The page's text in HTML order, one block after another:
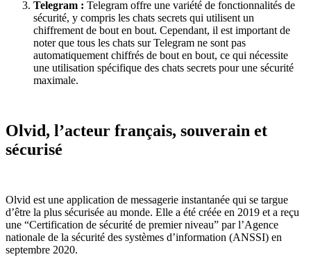
Telegram : Telegram offre une variété de fonctionnalités de
sécurité, y compris les chats secrets qui utilisent un
chiffrement de bout en bout. Cependant, il est important de
noter que tous les chats sur Telegram ne sont pas
automatiquement chiffrés de bout en bout, ce qui nécessite
une utilisation spécifique des chats secrets pour une sécurité
maximale.
Olvid, l’acteur français, souverain et
sécurisé
Olvid est une application de messagerie instantanée qui se targue
d’être la plus sécurisée au monde. Elle a été créée en 2019 et a reçu
une “Certification de sécurité de premier niveau” par l’Agence
nationale de la sécurité des systèmes d’information (ANSSI) en
septembre 2020.